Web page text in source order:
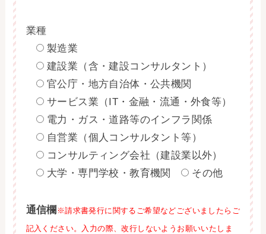
業種
製造業
建設業（含・建設コンサルタント）
官公庁・地方自治体・公共機関
サービス業（IT・金融・流通・外食等）
電力・ガス・道路等のインフラ関係
自営業（個人コンサルタント等）
コンサルティング会社（建設業以外）
大学・専門学校・教育機関
その他
通信欄 ※請求書発行に関するご希望などございましたらご
記入ください。入力の際、改行しないようお願いいたしま